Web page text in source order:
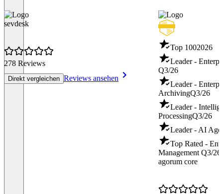
sevdesk
278 Reviews
Direkt vergleichen Reviews ansehen
Top 1002026
Leader -
Q3/26
Leader -
ArchivingQ3/26
Leader -
ProcessingQ3/26
Leader - AI
Top Rated -
Management Q3/26
agorum core